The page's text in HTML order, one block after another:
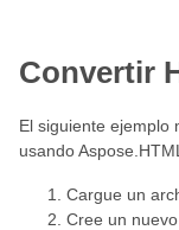
Convertir
El siguiente ejemplo
usando
Cargue un
Cree un